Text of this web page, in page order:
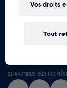
SUIVEZ-NOUS SUR LES
Vos droits
Tout